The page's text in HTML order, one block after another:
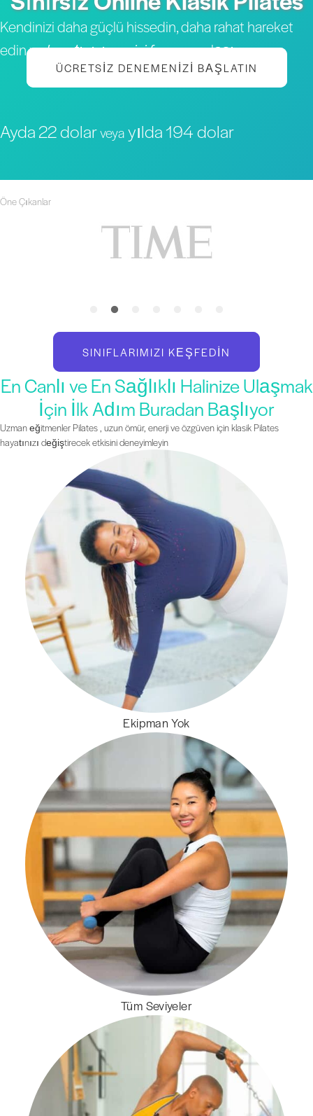
Kendinizi daha güçlü hissedin, daha rahat hareket
edin vehayatınızın en iyi formunaulaşın
ÜCRETSIZ DENEMENIZI BAŞLATIN
Ayda 22 dolarveyayılda 194 dolar
Öne Çıkanlar
SINIFLARIMIZI KEŞFEDIN
En Canlı ve En Sağlıklı Halinize Ulaşmak
İçin İlk Adım Buradan Başlıyor
Uzman eğitmenler Pilates , uzun ömür, enerji ve özgüven için klasik Pilates
hayatınızı değiştirecek etkisini deneyimleyin
Ekipman Yok
Tüm Seviyeler